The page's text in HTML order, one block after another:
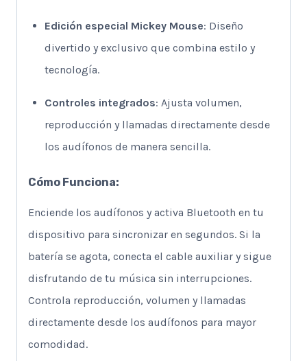
Edición especial Mickey Mouse: Diseño
divertido y exclusivo que combina estilo y
tecnología.
Controles integrados: Ajusta volumen,
reproducción y llamadas directamente desde
los audífonos de manera sencilla.
Cómo Funciona:
Enciende los audífonos y activa Bluetooth en tu
dispositivo para sincronizar en segundos. Si la
batería se agota, conecta el cable auxiliar y sigue
disfrutando de tu música sin interrupciones.
Controla reproducción, volumen y llamadas
directamente desde los audífonos para mayor
comodidad.